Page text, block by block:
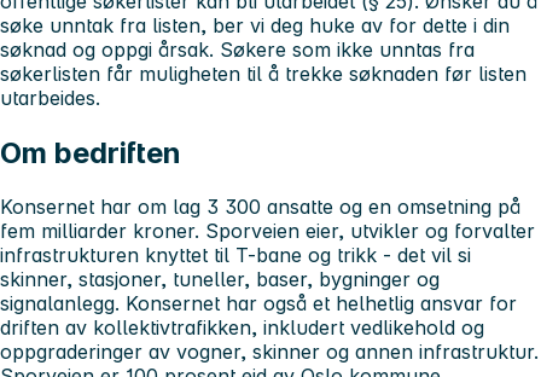
søke unntak fra listen, ber vi deg huke av for dette i din
søknad og oppgi årsak. Søkere som ikke unntas fra
søkerlisten får muligheten til å trekke søknaden før listen
utarbeides.
Om bedriften
Konsernet har om lag 3 300 ansatte og en omsetning på
fem milliarder kroner. Sporveien eier, utvikler og forvalter
infrastrukturen knyttet til T-bane og trikk - det vil si
skinner, stasjoner, tuneller, baser, bygninger og
signalanlegg. Konsernet har også et helhetlig ansvar for
driften av kollektivtrafikken, inkludert vedlikehold og
oppgraderinger av vogner, skinner og annen infrastruktur.